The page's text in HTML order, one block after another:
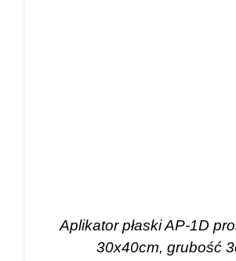
Aplikator płaski AP-1D
30x40cm, grubość